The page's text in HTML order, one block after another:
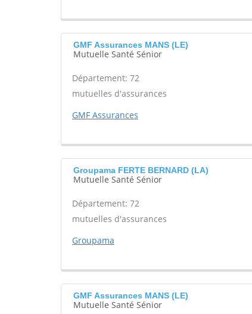
GMF Assurances MANS (LE)
Mutuelle Santé Sénior
Département: 72
mutuelles d'assurances
GMF Assurances
Groupama FERTE BERNARD (LA)
Mutuelle Santé Sénior
Département: 72
mutuelles d'assurances
Groupama
GMF Assurances MANS (LE)
Mutuelle Santé Sénior